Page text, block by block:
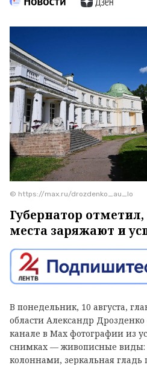
© https://max.ru/drozdenko_au_lo
Губернатор
места заряжают и
В понедельник, 10 августа,
области Александр
канале в Max фотографии из
снимках — живописные виды:
колоннами, зеркальная